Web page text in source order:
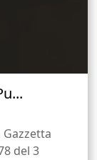
del 3